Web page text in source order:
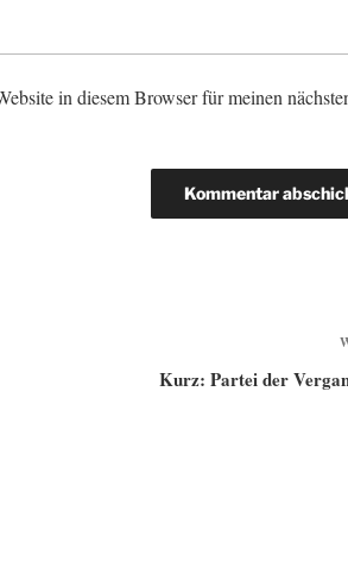
in diesem Browser für meinen
Kurz: Partei der